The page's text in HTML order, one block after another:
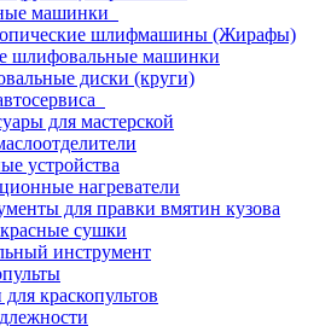
машинки
шлифмашины (Жирафы)
шлифовальные машинки
диски (круги)
для мастерской
устройства
нагреватели
для правки вмятин кузова
сушки
инструмент
краскопультов